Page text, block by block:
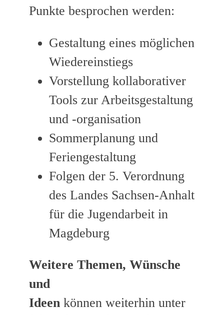
Punkte besprochen werden:
Gestaltung eines möglichen
Wiedereinstiegs
Vorstellung kollaborativer
Tools zur Arbeitsgestaltung
und -organisation
Sommerplanung und
Feriengestaltung
Folgen der 5. Verordnung
des Landes Sachsen-Anhalt
für die Jugendarbeit in
Magdeburg
Weitere Themen, Wünsche
und
Ideen können weiterhin unter